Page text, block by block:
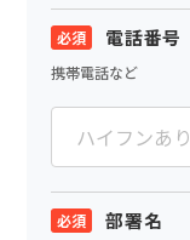
電話番号
携帯電話など
部署名